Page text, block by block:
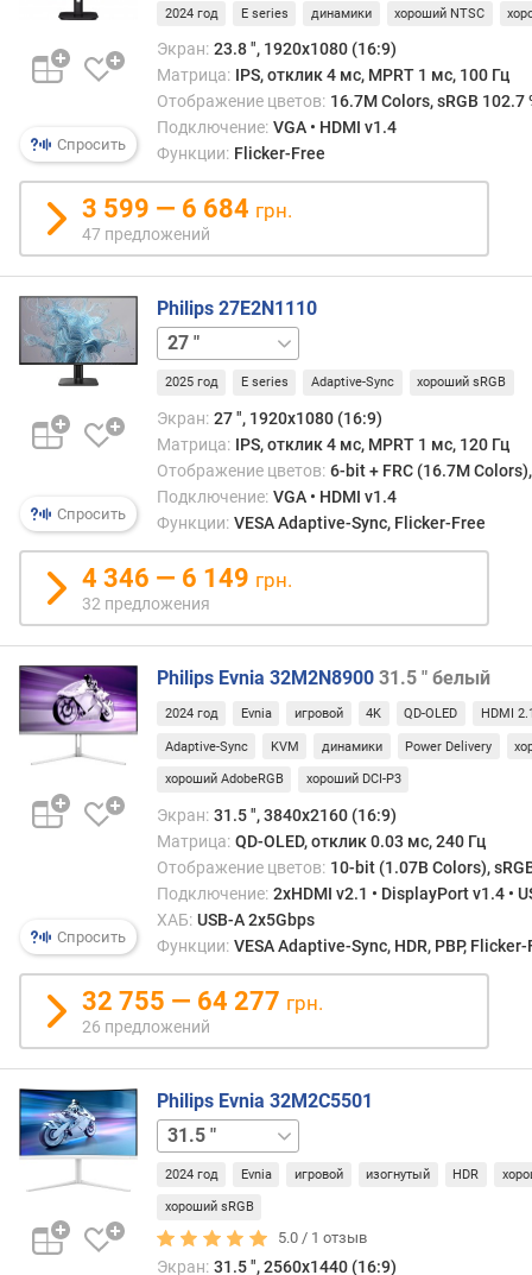
л
у
и
н
а
ц
в
е
а
ц
в
е
т
о
й
о
х
(
N
T
S
)
(
ц
в
е
т
й
о
х
в
т
(
Спросить
2024 год E series динамики хороший NTSC
Экран: 23.8 ", 1920x1080 (16:9)
Матрица: IPS, отклик 4 мс, MPRT 1 мс, 100 Гц
Отображение цветов: 16.7M Colors, sRGB 102.7
Подключение: VGA • HDMI v1.4
Функции: Flicker-Free
3 599 — 6 684 грн.
47 предложений
Спросить
Philips 27E2N1110
23.8 "
2025 год E series Adaptive-Sync хороший sRGB
Экран: 27 ", 1920x1080 (16:9)
Матрица: IPS, отклик 4 мс, MPRT 1 мс, 120 Гц
Отображение цветов: 6-bit + FRC (16.7M
Подключение: VGA • HDMI v1.4
Функции: VESA Adaptive-Sync, Flicker-Free
4 346 — 6 149 грн.
32 предложения
Спросить
Philips Evnia 32M2N8900 31.5 " белый
2024 год Evnia игровой 4K QD-OLED HDMI
Adaptive-Sync KVM динамики Power Delivery
хороший AdobeRGB хороший DCI-P3
Экран: 31.5 ", 3840x2160 (16:9)
Матрица: QD-OLED, отклик 0.03 мс, 240 Гц
Отображение цветов: 10-bit (1.07B Colors),
Подключение: 2xHDMI v2.1 • DisplayPort v1.4 •
ХАБ: USB-A 2x5Gbps
Функции: VESA Adaptive-Sync, HDR, PBP, Flicker-
32 755 — 64 277 грн.
26 предложений
Philips Evnia 32M2C5501
27 "
2024 год Evnia игровой изогнутый HDR
хороший sRGB
5.0 / 1 отзыв
Экран: 31.5 ", 2560x1440 (16:9)